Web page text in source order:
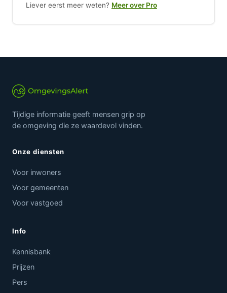
Liever eerst meer weten? Meer over Pro
Tijdige informatie geeft mensen grip op
de omgeving die ze waardevol vinden.
Onze diensten
Voor inwoners
Voor gemeenten
Voor vastgoed
Info
Kennisbank
Prijzen
Pers